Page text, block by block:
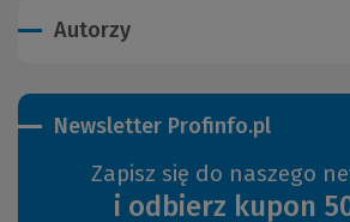
Autorzy
Newsletter Profinfo.pl
Zapisz się do naszego
i odbierz kupon